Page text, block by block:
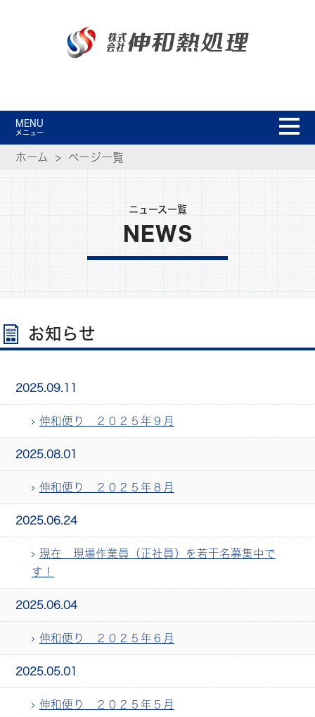
MENU
メニュー
ホーム ページ一覧
ニュース一覧
お知らせ
2025.09.11
伸和便り ２０２５年９月
2025.08.01
伸和便り ２０２５年８月
2025.06.24
現在 現場作業員（正社員）を若干名募集中で
す！
2025.06.04
伸和便り ２０２５年６月
2025.05.01
伸和便り ２０２５年５月